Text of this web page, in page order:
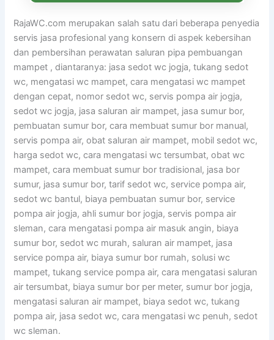
RajaWC.com merupakan salah satu dari beberapa penyedia
servis jasa profesional yang konsern di aspek kebersihan
dan pembersihan perawatan saluran pipa pembuangan
mampet , diantaranya: jasa sedot wc jogja, tukang sedot
wc, mengatasi wc mampet, cara mengatasi wc mampet
dengan cepat, nomor sedot wc, servis pompa air jogja,
sedot wc jogja, jasa saluran air mampet, jasa sumur bor,
pembuatan sumur bor, cara membuat sumur bor manual,
servis pompa air, obat saluran air mampet, mobil sedot wc,
harga sedot wc, cara mengatasi wc tersumbat, obat wc
mampet, cara membuat sumur bor tradisional, jasa bor
sumur, jasa sumur bor, tarif sedot wc, service pompa air,
sedot wc bantul, biaya pembuatan sumur bor, service
pompa air jogja, ahli sumur bor jogja, servis pompa air
sleman, cara mengatasi pompa air masuk angin, biaya
sumur bor, sedot wc murah, saluran air mampet, jasa
service pompa air, biaya sumur bor rumah, solusi wc
mampet, tukang service pompa air, cara mengatasi saluran
air tersumbat, biaya sumur bor per meter, sumur bor jogja,
mengatasi saluran air mampet, biaya sedot wc, tukang
pompa air, jasa sedot wc, cara mengatasi wc penuh, sedot
wc sleman.